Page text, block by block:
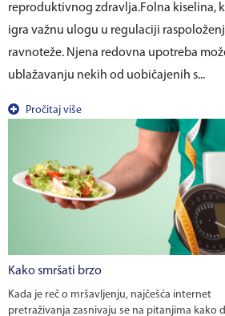
reproduktivnog zdravlja.Folna kiselina,
igra važnu ulogu u regulaciji
ravnoteže. Njena redovna upotreba
ublažavanju nekih od uobičajenih s...
Pročitaj više
Kako smršati brzo
Kada je reč o mršavljenju, najčešća internet
pretraživanja zasnivaju se na pitanjima kako